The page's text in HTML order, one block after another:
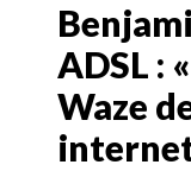
ADSL :
Waze